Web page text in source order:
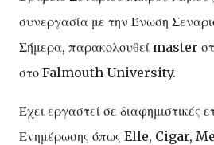
συνεργασία με την Ένωση
Σήμερα, παρακολουθεί master
στο Falmouth University.
Έχει εργαστεί σε διαφημιστικές
Ενημέρωσης όπως Elle, Cigar,